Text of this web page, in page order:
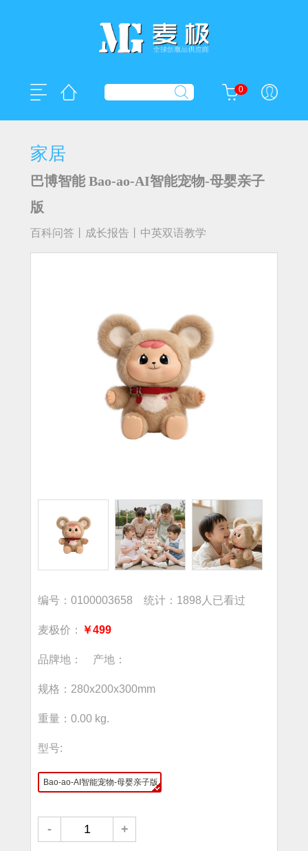
0
家居
巴博智能 Bao-ao-AI智能宠物-母婴亲子
版
百科问答丨成长报告丨中英双语教学
编号：0100003658 统计：1898人已看过
麦极价： ￥499
品牌地： 产地：
规格：280x200x300mm
重量：0.00 kg.
型号:
Bao-ao-AI智能宠物-母婴亲子版
- +